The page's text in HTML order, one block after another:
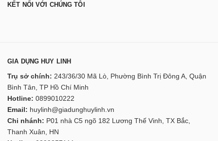
KẾT NỐI VỚI CHÚNG TÔI
GIA DỤNG HUY LINH
Trụ sở chính: 243/36/30 Mã Lò, Phường Bình Trị Đông A, Quận
Bình Tân, TP Hồ Chí Minh
Hotline: 0899010222
Email: huylinh@giadunghuylinh.vn
Chi nhánh: P01 nhà C5 ngõ 182 Lương Thế Vinh, TX Bắc,
Thanh Xuân, HN